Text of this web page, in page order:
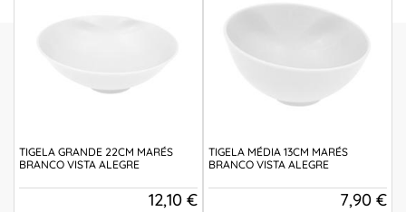
TIGELA GRANDE 22CM MARÉS
BRANCO VISTA ALEGRE
12,10 €
TIGELA MÉDIA 13CM MARÉS
BRANCO VISTA ALEGRE
7,90 €